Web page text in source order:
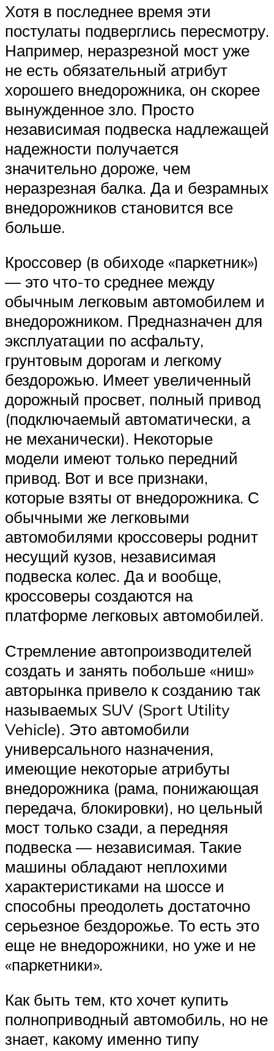
Хотя в последнее время эти
постулаты подверглись пересмотру.
Например, неразрезной мост уже
не есть обязательный атрибут
хорошего внедорожника, он скорее
вынужденное зло. Просто
независимая подвеска надлежащей
надежности получается
значительно дороже, чем
неразрезная балка. Да и безрамных
внедорожников становится все
больше.
Кроссовер (в обиходе «паркетник»)
— это что-то среднее между
обычным легковым автомобилем и
внедорожником. Предназначен для
эксплуатации по асфальту,
грунтовым дорогам и легкому
бездорожью. Имеет увеличенный
дорожный просвет, полный привод
(подключаемый автоматически, а
не механически). Некоторые
модели имеют только передний
привод. Вот и все признаки,
которые взяты от внедорожника. С
обычными же легковыми
автомобилями кроссоверы роднит
несущий кузов, независимая
подвеска колес. Да и вообще,
кроссоверы создаются на
платформе легковых автомобилей.
Стремление автопроизводителей
создать и занять побольше «ниш»
авторынка привело к созданию так
называемых SUV (Sport Utility
Vehicle). Это автомобили
универсального назначения,
имеющие некоторые атрибуты
внедорожника (рама, понижающая
передача, блокировки), но цельный
мост только сзади, а передняя
подвеска — независимая. Такие
машины обладают неплохими
характеристиками на шоссе и
способны преодолеть достаточно
серьезное бездорожье. То есть это
еще не внедорожники, но уже и не
«паркетники».
Как быть тем, кто хочет купить
полноприводный автомобиль, но не
знает, какому именно типу